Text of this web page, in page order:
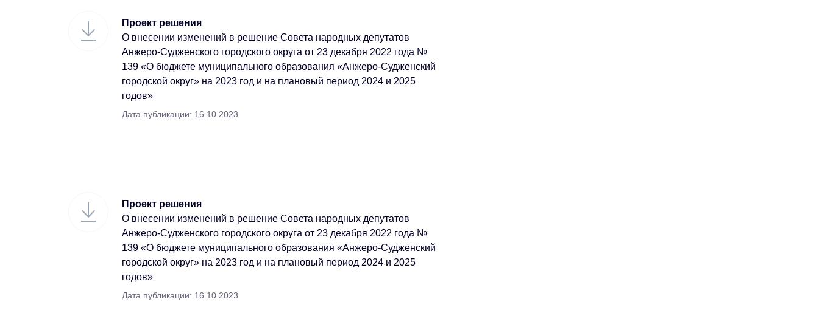
Проект решения
О внесении изменений в решение Совета народных депутатов
Анжеро-Судженского городского округа от 23 декабря 2022 года №
139 «О бюджете муниципального образования «Анжеро-Судженский
городской округ» на 2023 год и на плановый период 2024 и 2025
годов»
Дата публикации: 16.10.2023
Проект решения
О внесении изменений в решение Совета народных депутатов
Анжеро-Судженского городского округа от 23 декабря 2022 года №
139 «О бюджете муниципального образования «Анжеро-Судженский
городской округ» на 2023 год и на плановый период 2024 и 2025
годов»
Дата публикации: 16.10.2023